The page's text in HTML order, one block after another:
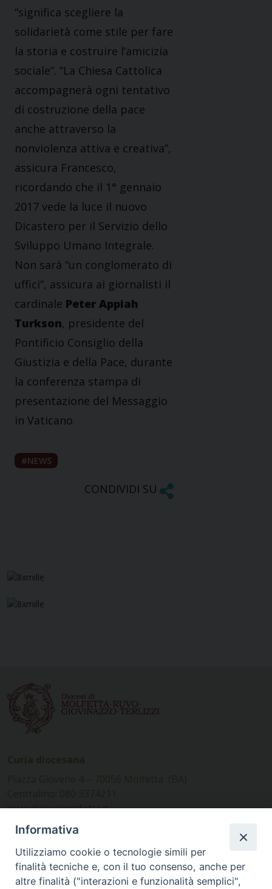
“significa scegliere la
solidarietà come stile per fare
la storia e costruire l’amicizia
sociale”. “La Chiesa Cattolica
accompagnerà ogni tentativo
di costruzione della pace
anche attraverso la
nonviolenza attiva e creativa”,
assicura Francesco,
ricordando che il 1° gennaio
2017 vede la luce il nuovo
Dicastero per il Servizio dello
Sviluppo Umano Integrale.
Non sarà “un conglomerato di
uffici”, assicura ai giornalisti il
cardinale Peter Appiah
Turkson, presidente del
Pontificio Consiglio della
Giustizia e della Pace, durante
la conferenza stampa di
presentazione del Messaggio
in Vaticano.
NEWS
CONDIVIDI SU
www.diocesimolfetta.it –
diocesimolfetta@pec.chiesacattolica.it
Ufficio Comunicazioni sociali
Piazza Giovene 4 – 70056 Molfetta (BA)
Informativa
Utilizziamo cookie o tecnologie simili per
finalità tecniche e, con il tuo consenso, anche per
altre finalità ("interazioni e funzionalità semplici",